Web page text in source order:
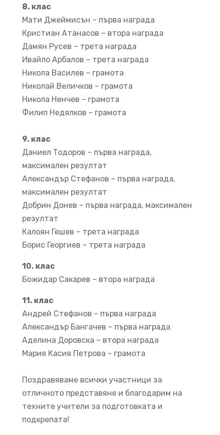
8. клас
Мати Джеймисън – първа награда
Кристиан Атанасов – втора награда
Дамян Русев – трета награда
Ивайло Арбалов – трета награда
Никола Василев – грамота
Николай Величков – грамота
Никола Ненчев – грамота
Филип Недялков – грамота
9. клас
Даниел Тодоров – първа награда,
максимален резултат
Александър Стефанов – първа награда,
максимален резултат
Добрин Донев – първа награда, максимален
резултат
Калоян Гешев – трета награда
Борис Георгиев – трета награда
10. клас
Божидар Сакарев – втора награда
11. клас
Андрей Стефанов – първа награда
Александър Бангачев – първа награда
Аделина Доровска – втора награда
Мария Касия Петрова – грамота
Поздравяваме всички участници за
отличното представяне и благодарим на
техните учители за подготовката и
подкрепата!